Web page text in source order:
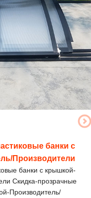
банки с
Производители
банки с крышкой-
Скидка-прозрачные
Производитель/